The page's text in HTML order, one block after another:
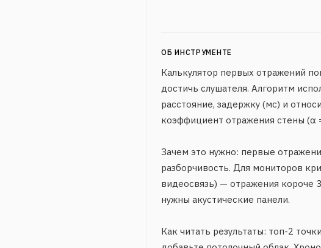
ОБ ИНСТРУМЕНТЕ
Калькулятор первых отражений
достичь слушателя. Алгоритм
расстояние, задержку (мс) и
коэффициент отражения стены (α
Зачем это нужно: первые
разборчивость. Для мониторов
видеосвязь) — отражения короче
нужны акустические панели.
Как читать результаты: топ-2